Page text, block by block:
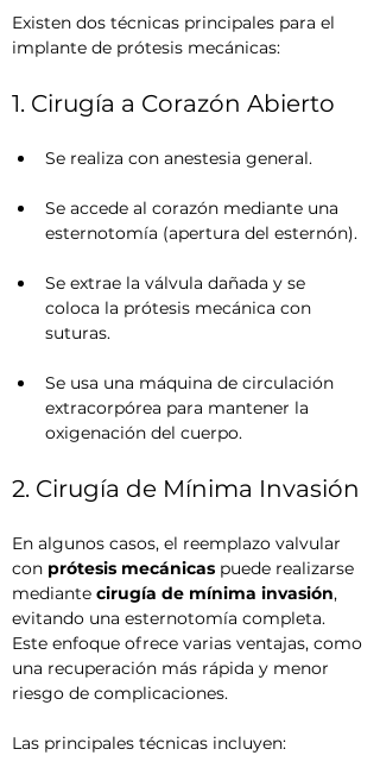
Existen dos técnicas principales para el
implante de prótesis mecánicas:
1. Cirugía a Corazón Abierto
Se realiza con anestesia general.
Se accede al corazón mediante una
esternotomía (apertura del esternón).
Se extrae la válvula dañada y se
coloca la prótesis mecánica con
suturas.
Se usa una máquina de circulación
extracorpórea para mantener la
oxigenación del cuerpo.
2. Cirugía de Mínima Invasión
En algunos casos, el reemplazo valvular
con prótesis mecánicas puede realizarse
mediante cirugía de mínima invasión,
evitando una esternotomía completa.
Este enfoque ofrece varias ventajas, como
una recuperación más rápida y menor
riesgo de complicaciones.
Las principales técnicas incluyen: